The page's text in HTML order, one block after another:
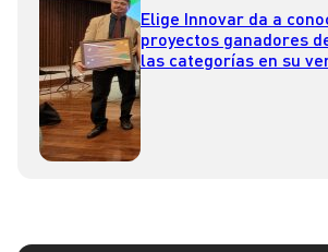
Elige Innovar da a
proyectos ganadores
las categorías en su